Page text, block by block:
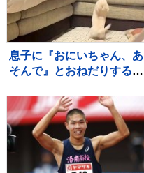
息子に『おにいちゃん、あ
そんで』とおねだりする赤
にいたら…あまりにも素敵
な『神対応』が552万再生
「平和な世界」